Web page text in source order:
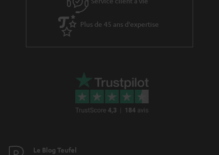
Une mini barre de son maxi – la Cinebar One plus
Cinebar One Plusen remet une couche. Afin que le son gagne en
de 104 dB. Les Cinebar One et Cinebar One Plus sont disponibles en noir et
Plus de 45 ans d'expertise
Le Blog Teufel